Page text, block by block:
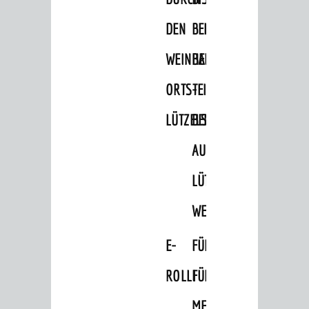
DEN
WEINHEIMER
ORTSTEIL
LÜTZELSACHSEN
BELLER-
BAD
-
BEMERKENSWERTES
AUF
LÜTZELSACHSEN'S
WEGEN
E-
ROLLI
FÜHRUNGEN
FÜR